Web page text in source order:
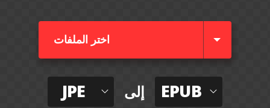
اختر الملفات
JPE إلى EPUB